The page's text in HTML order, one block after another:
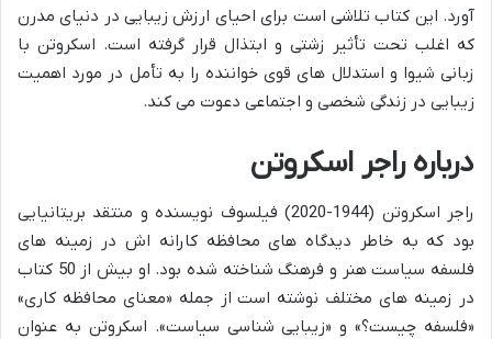
آورد. این کتاب تلاشی است برای احیای ارزش زیبایی در دنیای مدرن
که اغلب تحت تأثیر زشتی و ابتذال قرار گرفته است. اسکروتن با
زبانی شیوا و استدلال های قوی خواننده را به تأمل در مورد اهمیت
زیبایی در زندگی شخصی و اجتماعی دعوت می کند.
درباره راجر اسکروتن
راجر اسکروتن (1944-2020) فیلسوف نویسنده و منتقد بریتانیایی
بود که به خاطر دیدگاه های محافظه کارانه اش در زمینه های
فلسفه سیاست هنر و فرهنگ شناخته شده بود. او بیش از 50 کتاب
در زمینه های مختلف نوشته است از جمله «معنای محافظه کاری»
«فلسفه چیست؟» و «زیبایی شناسی سیاست». اسکروتن به عنوان